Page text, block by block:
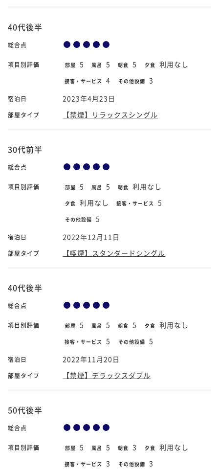
40代後半
総合点
項目別評価 部屋 5 風呂 5 朝食 5 夕食 利用なし
接客・サービス 4 その他設備 3
宿泊日 2023年4月23日
部屋タイプ 【禁煙】リラックスシングル
30代前半
総合点
項目別評価 部屋 5 風呂 5 朝食 利用なし
夕食 利用なし 接客・サービス 5
その他設備 5
宿泊日 2022年12月11日
部屋タイプ 【喫煙】スタンダードシングル
40代後半
総合点
項目別評価 部屋 5 風呂 5 朝食 5 夕食 利用なし
接客・サービス 5 その他設備 5
宿泊日 2022年11月20日
部屋タイプ 【禁煙】デラックスダブル
50代後半
総合点
項目別評価 部屋 5 風呂 5 朝食 3 夕食 利用なし
接客・サービス 3 その他設備 3